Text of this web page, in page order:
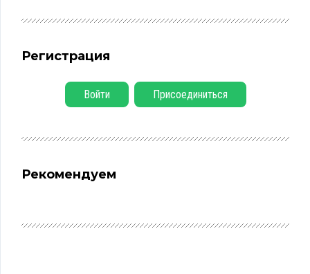
Регистрация
Войти Присоединиться
Рекомендуем